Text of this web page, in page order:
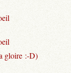
gloire :-D)